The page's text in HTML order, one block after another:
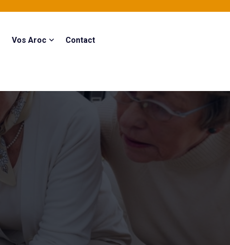
Vos Aroc Contact